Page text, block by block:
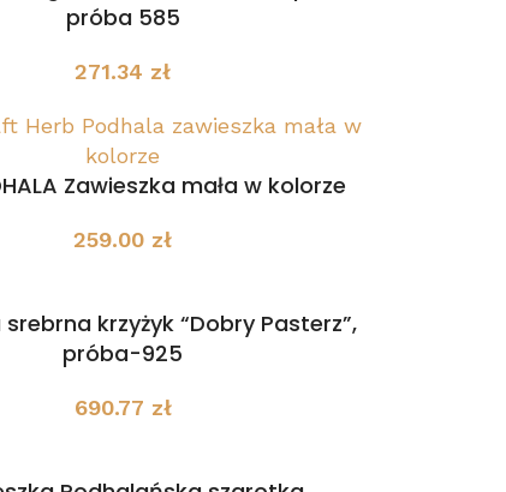
próba 585
271.34 zł
Zawieszka mała w kolorze
259.00 zł
krzyżyk “Dobry Pasterz”,
próba-925
690.77 zł